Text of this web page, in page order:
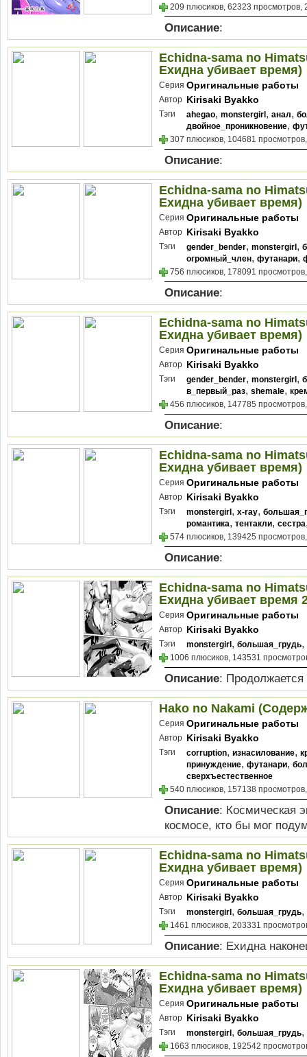
209 плюсиков, 62323 просмотров,
Описание:
Echidna-sama no
Ехидна убивает время)
Серия Оригинальные работы
Автор Kirisaki Byakko
Тэги ahegao, monstergirl , анал,
двойное_проникновение,
307 плюсиков, 104681
Описание:
Echidna-sama no
Ехидна убивает время)
Серия Оригинальные работы
Автор Kirisaki Byakko
Тэги gender_bender, monstergirl ,
огромный_член, футанари,
756 плюсиков, 178091
Описание:
Echidna-sama no
Ехидна убивает время)
Серия Оригинальные работы
Автор Kirisaki Byakko
Тэги gender_bender, monstergirl ,
в_первый_раз, shemale,
456 плюсиков, 147785
Описание:
Echidna-sama no
Ехидна убивает время)
Серия Оригинальные работы
Автор Kirisaki Byakko
Тэги monstergirl , x-ray,
романтика, тентакли, сестра
574 плюсиков, 139425
Описание:
Echidna-sama no
Ехидна убивает время
Серия Оригинальные работы
Автор Kirisaki Byakko
Тэги monstergirl , большая_грудь,
1006 плюсиков, 143531
Описание:
Hako no Nakami
Серия Оригинальные работы
Автор Kirisaki Byakko
Тэги corruption, изнасилование,
принуждение, футанари,
сверхъестественное
540 плюсиков, 157138
Описание: Космическая
космосе, кто бы мог
Echidna-sama no
Ехидна убивает время)
Серия Оригинальные работы
Автор Kirisaki Byakko
Тэги monstergirl , большая_грудь,
1461 плюсиков, 203331
Описание: Ехидна
Echidna-sama no
Ехидна убивает время)
Серия Оригинальные работы
Автор Kirisaki Byakko
Тэги monstergirl , большая_грудь,
1663 плюсиков, 192542